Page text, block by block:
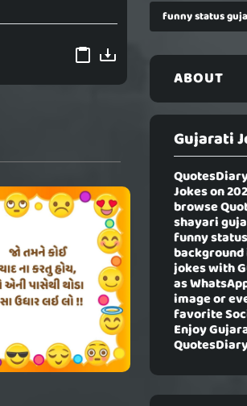
funny status
ABOUT
Gujarati
Jokeson
browse
shayari
funny
jokes with
as
image or
favorite
Enjoy